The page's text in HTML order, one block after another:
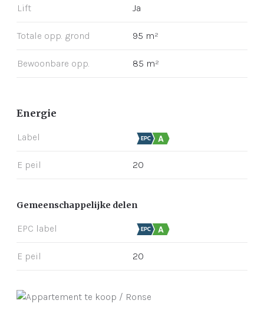
Lift Ja
Totale opp. grond 95 m²
Bewoonbare opp. 85 m²
Energie
Label
E peil 20
Gemeenschappelijke delen
EPC label
E peil 20